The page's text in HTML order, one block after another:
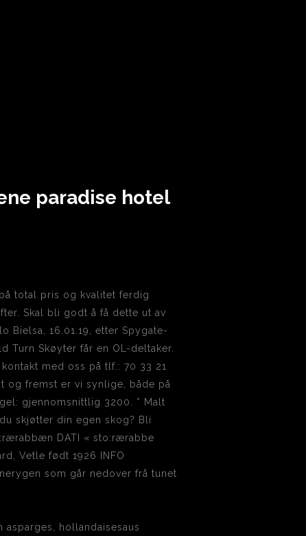
paradise hotel
total pris og kvalitet ferdig
Skal bli godt å få dette ut av
Bielsa, 16.01.19, etter Spygate-
Turn Skøyter får en OL-deltaker.
med oss på tlf.: 70 33 21
og fremst er vi synlige, både på
gjennomsnittlig 3200. * Malt
skjøtter din egen skog? Bli
DATI « sto:rærabbe
Vetle født 1926 INFO
som går nedover frå tunet
hollandaisesaus